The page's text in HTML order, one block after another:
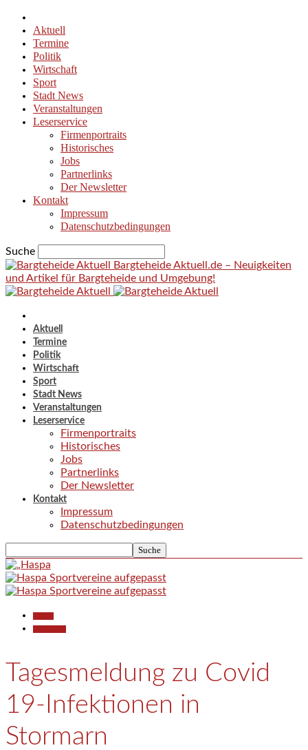
Aktuell
Termine
Politik
Wirtschaft
Sport
Stadt News
Veranstaltungen
Leserservice
Firmenportraits
Historisches
Jobs
Partnerlinks
Der Newsletter
Kontakt
Impressum
Datenschutzbedingungen
Suche
Bargteheide Aktuell.de – Neuigkeiten
und Artikel für Bargteheide und Umgebung!
Aktuell
Termine
Politik
Wirtschaft
Sport
Stadt News
Veranstaltungen
Leserservice
Firmenportraits
Historisches
Jobs
Partnerlinks
Der Newsletter
Kontakt
Impressum
Datenschutzbedingungen
Tagesmeldung zu Covid
19-Infektionen in
Stormarn